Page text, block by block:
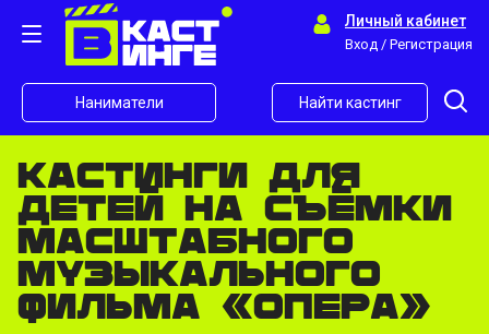
Личный кабинет
Вход / Регистрация
Наниматели Найти кастинг
Кастинги для
детей на съёмки
масштабного
музыкального
фильма «ОПЕРА»